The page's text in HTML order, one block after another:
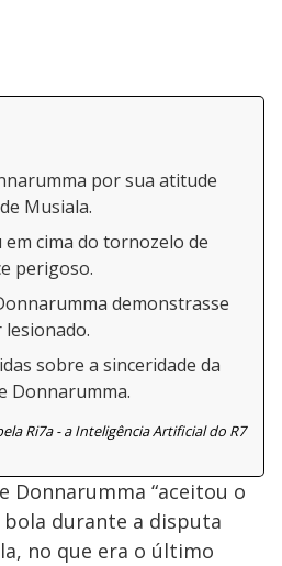
por sua atitude
Musiala.
cima do tornozelo de
perigoso.
demonstrasse
sobre a sinceridade da
Donnarumma.
Ri7a - a Inteligência Artificial do R7
Donnarumma “aceitou o
bola durante a disputa
no que era o último